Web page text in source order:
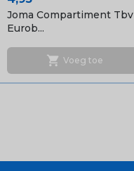
Joma Compartiment Tbv
Eurob...
shopping_cart Voeg toe